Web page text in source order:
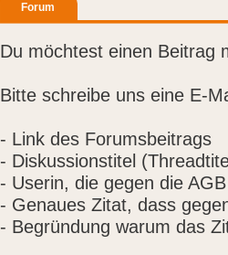
Forum
Du möchtest einen Beitrag
Bitte schreibe uns eine E-
- Link des Forumsbeitrags
- Diskussionstitel
- Userin, die gegen die
- Genaues Zitat, dass
- Begründung warum das